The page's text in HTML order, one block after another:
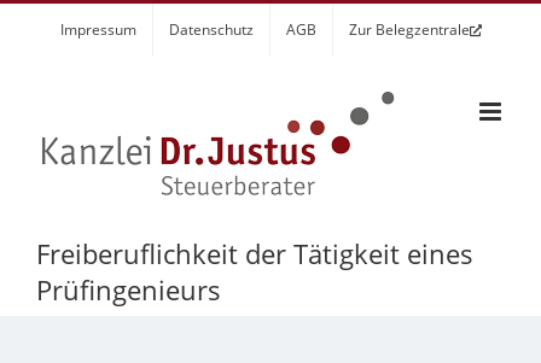
Impressum Datenschutz AGB Zur Belegzentrale
Freiberuflichkeit der Tätigkeit eines
Prüfingenieurs